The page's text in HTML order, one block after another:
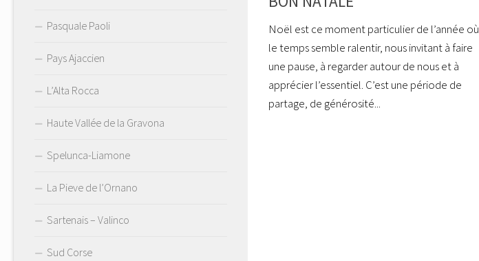
Noël est ce moment particulier de l’année où
le temps semble ralentir, nous invitant à faire
une pause, à regarder autour de nous et à
apprécier l’essentiel. C’est une période de
partage, de générosité...
Pasquale Paoli
Pays Ajaccien
L’Alta Rocca
Haute Vallée de la Gravona
Spelunca-Liamone
La Pieve de l’Ornano
Sartenais – Valinco
Sud Corse